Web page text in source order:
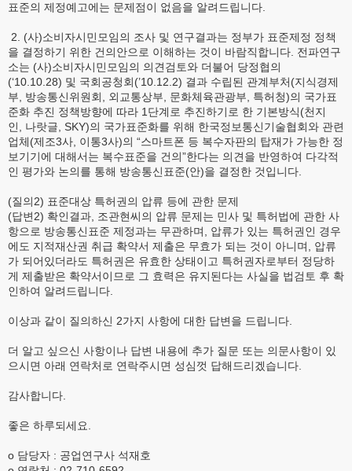
표준의 제정예고에는 문제점이 없음을 알려드립니다.
2. (사)소비자시민모임의 조사 및 연구결과는 정부가 표준제정 정책
을 결정하기 위한 건의안으로 이해하는 것이 바람직합니다. 전파연구
소는 (사)소비자시민모임의 의견검토와 더불어 당정협의
(‘10.10.28) 및 국회공청회(’10.12.2) 결과 수립된 관계부처(지식경제
부, 방송통신위원회, 외교통상부, 문화체육관광부, 특허청)의 국가표
준화 추진 정책방향에 따라 1단계로 추진하기로 한 기본방식(천지
인, 나랏글, SKY)의 국가표준화를 위해 한국정보통신기술협회와 관련
업체(제조3사, 이통3사)의 “스마트폰 등 복수자판의 탑재가 가능한 정
보기기에 대해서는 복수표준을 건의”한다는 의견을 반영하여 다각적
인 평가와 논의를 통해 방송통신표준(안)을 결정한 것입니다.
(질의2) 표준대상 특허권의 압류 등에 관한 문제
(답변2) 확인결과, 조관현씨의 압류 문제는 민사 및 특허법에 관한 사
항으로 방송통신표준 제정과는 무관하며, 압류가 있는 특허권인 경우
에도 지적재산권 취급 확약서 제출은 무효가 되는 것이 아니며, 압류
가 되어있더라도 특허권은 유효한 상태이고 특허권자로부터 정당하
게 제출받은 확약서이므로 그 효력은 유지된다는 사실을 법검토 후 확
인하여 알려드립니다.
이상과 같이 질의하신 2가지 사항에 대한 답변을 드립니다.
더 알고 싶으신 사항이나 답변 내용에 추가 질문 또는 의문사항이 있
으시면 아래 연락처로 연락주시면 성심껏 답해드리겠습니다.
감사합니다.
좋은 하루되세요.
o 담당자 : 공업연구사 석재호